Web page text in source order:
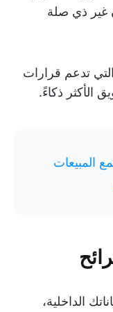
غير ذي صلة
تدعم قرارات
الأكثر ذكاءً.
المبيعات
الداخلية،